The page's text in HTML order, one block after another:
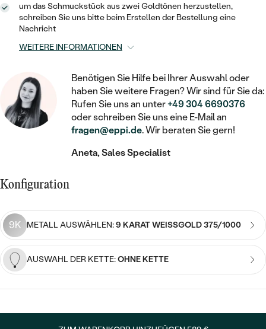
GEHÄMMERTE
IM SET
GÜNSTIG
LUXURIÖSE
WÄHLE EINEN RING
DIAMANTEN ZUM EINFASSEN
LAB GROWN DIAMANTEN ZUM
EINFASSEN
FARBIGE DIAMANTEN ZUM EINFASSEN
MIT DIAMANT
MIT LAB GROWN DIAMANT
MIT MOISSANIT
MIT FARBIGEN DIAMANTEN
SCHMUCKSET
HERRENSCHMUCK
SCHMUCK FÜR KINDER
BROSCHEN
SCHMUCKZUBEHÖR
NACH MATERIAL
SILBER
PLATIN
DIAMANTSCHMUCK
SOLITÄR
HERZ
PIERCINGS
MIT EDELSTEIN
PERLENOHRRINGE
NACH PREIS
LUXURIÖSE
MIT STERNZEICHEN
MINIMALISTISCH
MEDAILLON
KETTEN
HERZKETTEN
MIT DIAMANT
MIT EDELSTEIN
PERLENKETTEN
NACH PREIS
MEMOIRE
MINIMALISTISCHE
SIEGELRINGE
PERSONALISIERT
NACH EDELSTEIN
MIT DIAMANT
MIT EDELSTEIN
PERLENRINGE
um das Schmuckstück aus zwei Goldtönen herzustellen,
schreiben Sie uns bitte beim Erstellen der Bestellung eine
Nachricht
WEITERE INFORMATIONEN
Benötigen Sie Hilfe bei Ihrer Auswahl oder
haben Sie weitere Fragen? Wir sind für Sie da:
Rufen Sie uns an unter+49 304 6690376
oder schreiben Sie uns eine E-Mail an
fragen@eppi.de. Wir beraten Sie gern!
Aneta, Sales Specialist
Konfiguration
9K METALL AUSWÄHLEN:9 KARAT WEISSGOLD 375/1000
AUSWAHL DER KETTE:OHNE KETTE